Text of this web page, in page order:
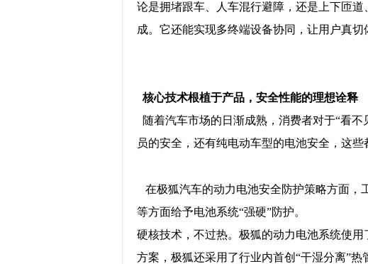
论是拥堵跟车、人车混行避障，还是上下匝
成。它还能实现多终端设备协同，让用户真
核心技术根植于产品，安全性能的理想诠释
随着汽车市场的日渐成熟，消费者对于“看
员的安全，还有纯电动车型的电池安全，这
在极狐汽车的动力电池安全防护策略方面，
等方面给予电池系统“强硬”防护。
硬核技术，不过热。极狐的动力电池系统使
方案，极狐还采用了行业内首创“干湿分离”